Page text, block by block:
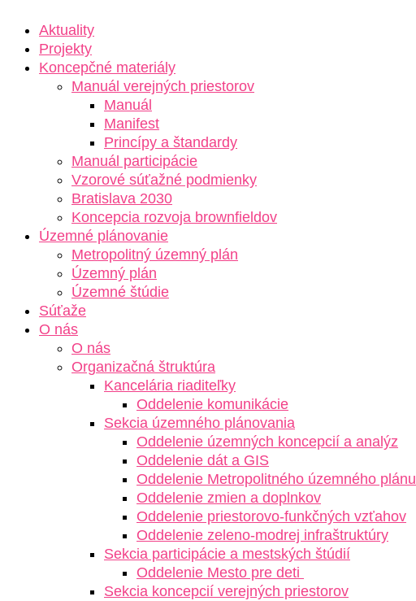
Aktuality
Projekty
Koncepčné materiály
Manuál verejných priestorov
Manuál
Manifest
Princípy a štandardy
Manuál participácie
Vzorové súťažné podmienky
Bratislava 2030
Koncepcia rozvoja brownfieldov
Územné plánovanie
Metropolitný územný plán
Územný plán
Územné štúdie
Súťaže
O nás
O nás
Organizačná štruktúra
Kancelária riaditeľky
Oddelenie komunikácie
Sekcia územného plánovania
Oddelenie územných koncepcií a analýz
Oddelenie dát a GIS
Oddelenie Metropolitného územného plánu
Oddelenie zmien a doplnkov
Oddelenie priestorovo-funkčných vzťahov
Oddelenie zeleno-modrej infraštruktúry
Sekcia participácie a mestských štúdií
Oddelenie Mesto pre deti
Sekcia koncepcií verejných priestorov